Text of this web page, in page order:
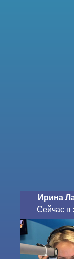
Ирина
Сейчас в